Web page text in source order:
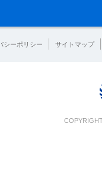
シーポリシー サイトマップ